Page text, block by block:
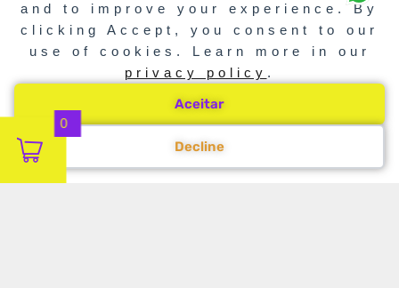
and to improve your experience. By
clicking Accept, you consent to our
use of cookies. Learn more in our
privacy policy .
Aceitar
Decline
0